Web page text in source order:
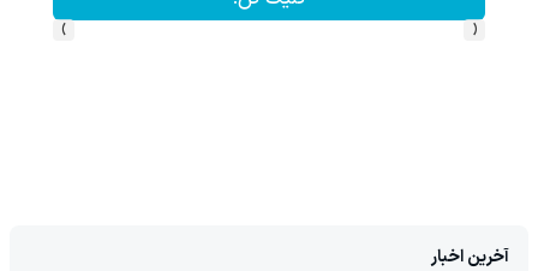
‹
›
آخرین اخبار